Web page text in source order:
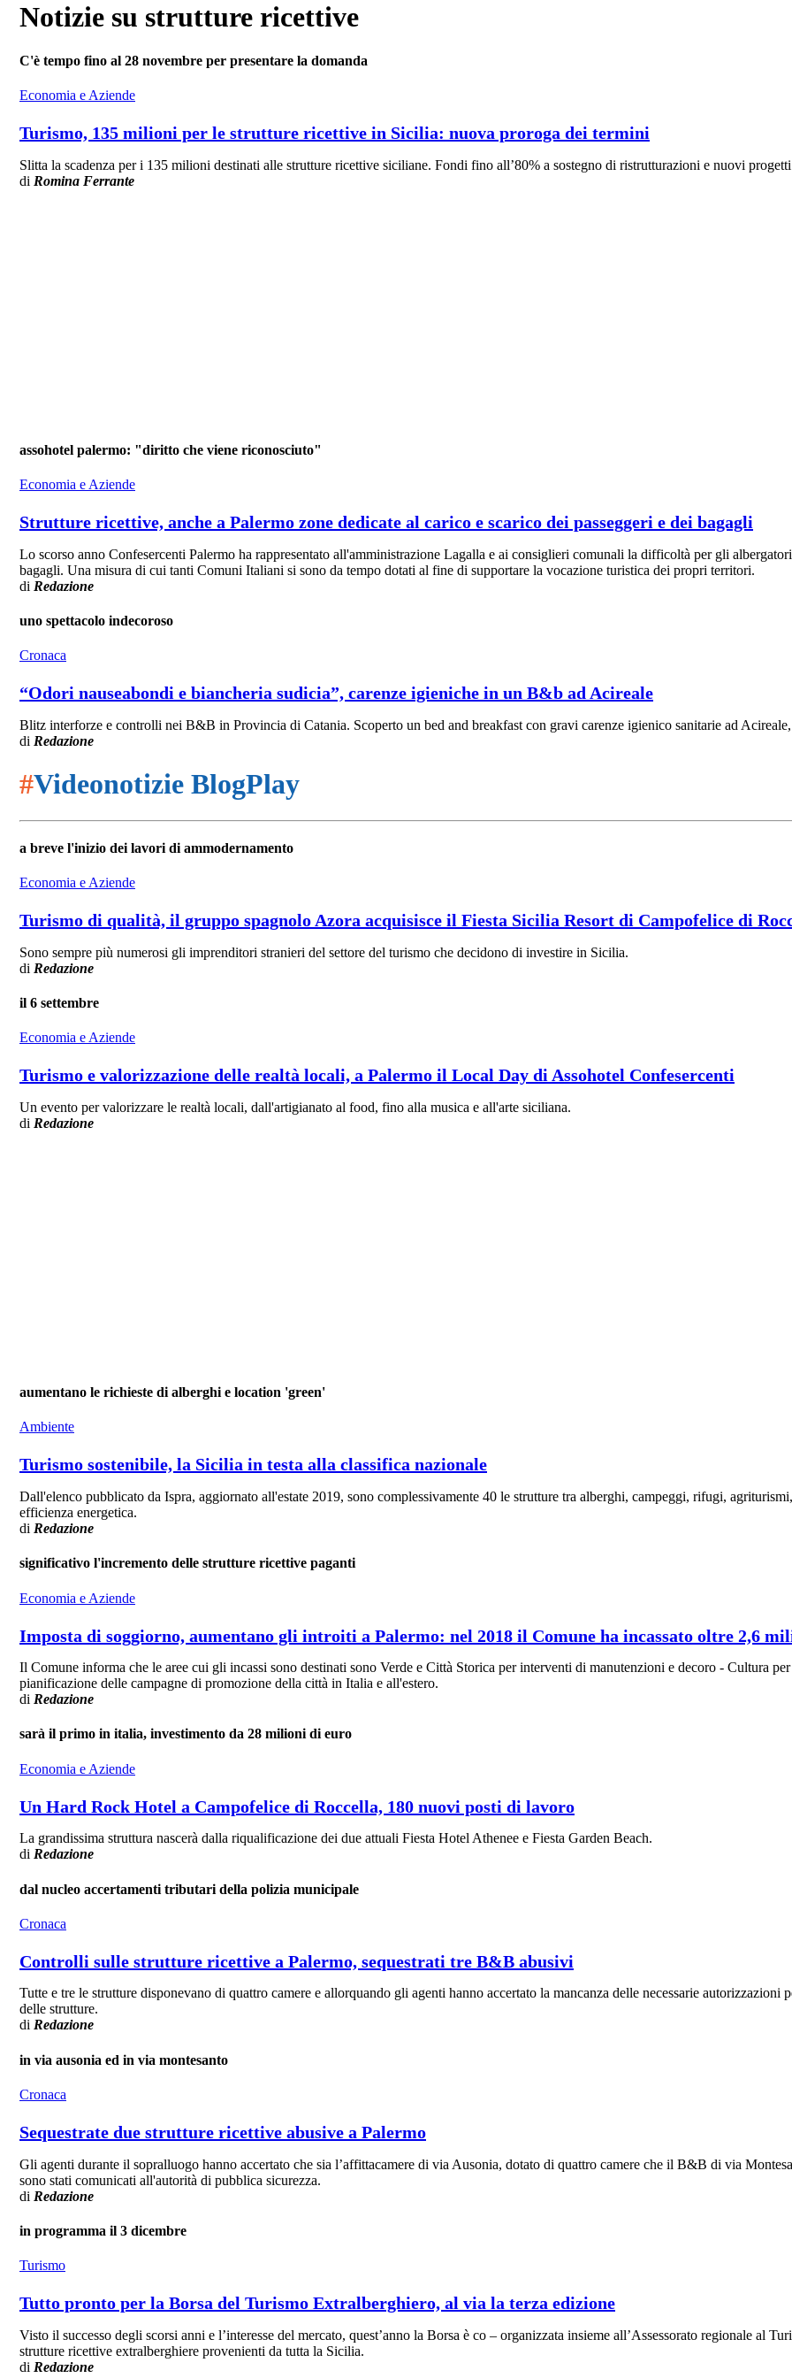
Notizie su strutture ricettive
C'è tempo fino al 28 novembre per presentare la domanda
Economia e Aziende
Turismo, 135 milioni per le strutture ricettive in Sicilia: nuova proroga dei termini
Slitta la scadenza per i 135 milioni destinati alle strutture ricettive siciliane. Fondi fino all’80% a sostegno di ristrutturazioni e nuovi
di Romina Ferrante
assohotel palermo: "diritto che viene riconosciuto"
Economia e Aziende
Strutture ricettive, anche a Palermo zone dedicate al carico e scarico dei passeggeri e dei bagagli
Lo scorso anno Confesercenti Palermo ha rappresentato all'amministrazione Lagalla e ai consiglieri comunali la difficoltà per gli
bagagli. Una misura di cui tanti Comuni Italiani si sono da tempo dotati al fine di supportare la vocazione turistica dei propri territori.
di Redazione
uno spettacolo indecoroso
Cronaca
“Odori nauseabondi e biancheria sudicia”, carenze igieniche in un B&b ad Acireale
Blitz interforze e controlli nei B&B in Provincia di Catania. Scoperto un bed and breakfast con gravi carenze igienico sanitarie ad
di Redazione
#Videonotizie BlogPlay
a breve l'inizio dei lavori di ammodernamento
Economia e Aziende
Turismo di qualità, il gruppo spagnolo Azora acquisisce il Fiesta Sicilia Resort di Campofelice di
Sono sempre più numerosi gli imprenditori stranieri del settore del turismo che decidono di investire in Sicilia.
di Redazione
il 6 settembre
Economia e Aziende
Turismo e valorizzazione delle realtà locali, a Palermo il Local Day di Assohotel Confesercenti
Un evento per valorizzare le realtà locali, dall'artigianato al food, fino alla musica e all'arte siciliana.
di Redazione
aumentano le richieste di alberghi e location 'green'
Ambiente
Turismo sostenibile, la Sicilia in testa alla classifica nazionale
Dall'elenco pubblicato da Ispra, aggiornato all'estate 2019, sono complessivamente 40 le strutture tra alberghi, campeggi, rifugi,
efficienza energetica.
di Redazione
significativo l'incremento delle strutture ricettive paganti
Economia e Aziende
Imposta di soggiorno, aumentano gli introiti a Palermo: nel 2018 il Comune ha incassato oltre 2,6
Il Comune informa che le aree cui gli incassi sono destinati sono Verde e Città Storica per interventi di manutenzioni e decoro - Cultura
pianificazione delle campagne di promozione della città in Italia e all'estero.
di Redazione
sarà il primo in italia, investimento da 28 milioni di euro
Economia e Aziende
Un Hard Rock Hotel a Campofelice di Roccella, 180 nuovi posti di lavoro
La grandissima struttura nascerà dalla riqualificazione dei due attuali Fiesta Hotel Athenee e Fiesta Garden Beach.
di Redazione
dal nucleo accertamenti tributari della polizia municipale
Cronaca
Controlli sulle strutture ricettive a Palermo, sequestrati tre B&B abusivi
Tutte e tre le strutture disponevano di quattro camere e allorquando gli agenti hanno accertato la mancanza delle necessarie
delle strutture.
di Redazione
in via ausonia ed in via montesanto
Cronaca
Sequestrate due strutture ricettive abusive a Palermo
Gli agenti durante il sopralluogo hanno accertato che sia l’affittacamere di via Ausonia, dotato di quattro camere che il B&B di via
sono stati comunicati all'autorità di pubblica sicurezza.
di Redazione
in programma il 3 dicembre
Turismo
Tutto pronto per la Borsa del Turismo Extralberghiero, al via la terza edizione
Visto il successo degli scorsi anni e l’interesse del mercato, quest’anno la Borsa è co – organizzata insieme all’Assessorato regionale al
strutture ricettive extralberghiere provenienti da tutta la Sicilia.
di Redazione